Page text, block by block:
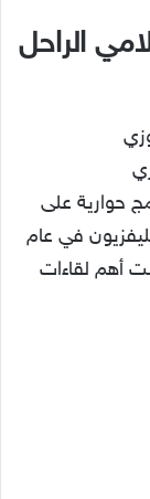
الراحل
حوارية على
في عام
أهم لقاءات